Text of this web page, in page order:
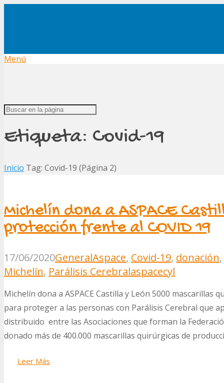
Menú
Etiqueta: Covid-19
Inicio Tag: Covid-19 (Página 2)
Michelín dona a ASPACE
protección frente al COVID 19
17/06/2020GeneralAspace, Covid-19, donación,
Michelín, Parálisis Cerebralaspacecyl
Michelín dona a ASPACE Castilla y León 5000
para proteger a las personas con Parálisis Cerebral que
distribuido entre las Asociaciones que forman la
donado más de 400.000 mascarillas quirúrgicas de
Leer Más